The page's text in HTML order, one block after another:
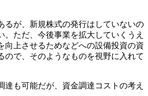
るが、新規株式の発行はしていないの
。ただ、今後事業を拡大していくうえ
向上させるためなどへの設備投資の資
ので、そのようなものを視野に入れて
も可能だが、資金調達コストの考え